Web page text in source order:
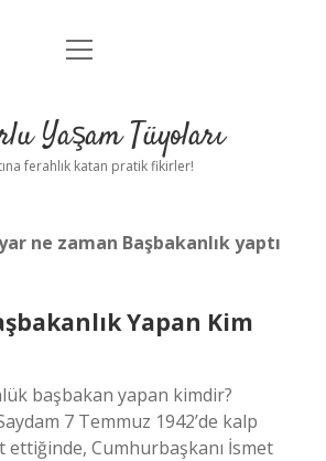
Anasayfa
Yasal Uyarı
menüyü
Yaşam Tüyoları
ferahlık katan pratik fikirler!
ne zaman Başbakanlık yaptı
Yapan Kim
başbakan yapan kimdir?
7 Temmuz 1942’de kalp
Cumhurbaşkanı İsmet